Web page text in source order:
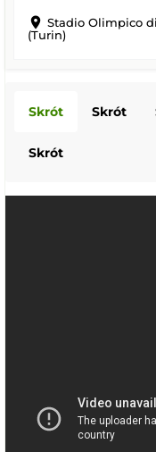
location_on Stadio Olimpico
(Turin)
Skrót Skrót
Skrót